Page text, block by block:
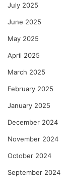
July 2025
June 2025
May 2025
April 2025
March 2025
February 2025
January 2025
December 2024
November 2024
October 2024
September 2024